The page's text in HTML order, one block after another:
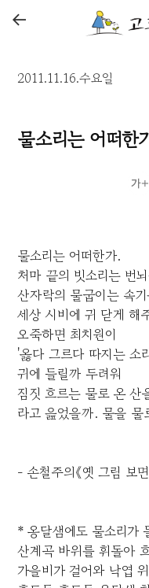
←
2011.11.16.수요일
물소리는 어떠한
물소리는 어떠한가.
처마 끝의 빗소리는 번
산자락의 물굽이는 속
세상 시비에 귀 닫게 해
오죽하면 최치원이
'옳다 그르다 따지는 소
귀에 들릴까 두려워
짐짓 흐르는 물로 온 산
라고 읊었을까. 물을 물
- 손철주의《옛 그림 보
* 옹달샘에도 물소리가
산계곡 바위를 휘돌아
가을비가 걸어와 낙엽